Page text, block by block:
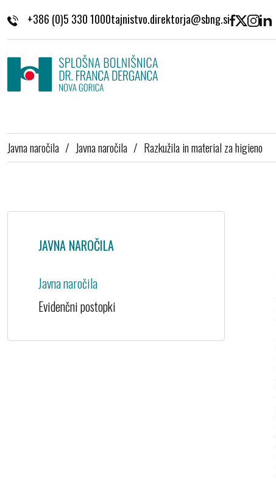
+386 (0)5 330 1000
Javna naročila / Javna naročila / Razkužila in material za higieno
JAVNA NAROČILA
Javna naročila
Evidenčni postopki